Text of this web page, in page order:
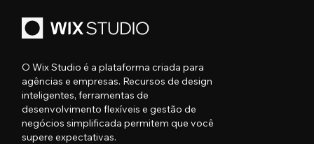
O Wix Studio é a plataforma criada para
agências e empresas. Recursos de design
inteligentes, ferramentas de
desenvolvimento flexíveis e gestão de
negócios simplificada permitem que você
supere expectativas.